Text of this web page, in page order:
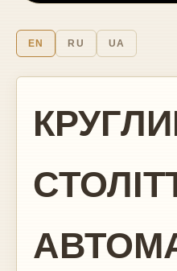
EN RU UA